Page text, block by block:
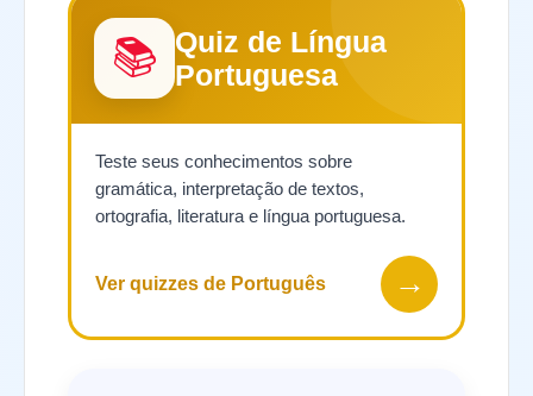
📚
Quiz de Língua
Portuguesa
Teste seus conhecimentos sobre
gramática, interpretação de textos,
ortografia, literatura e língua portuguesa.
Ver quizzes de Português →